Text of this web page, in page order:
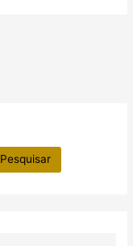
Pesquisar